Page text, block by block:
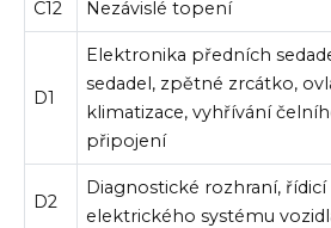
C12 Nezávislé topení
D1
Elektronika předních
sedadel, zpětné zrcátko,
klimatizace, vyhřívání
připojení
D2
Diagnostické rozhraní,
elektrického systému